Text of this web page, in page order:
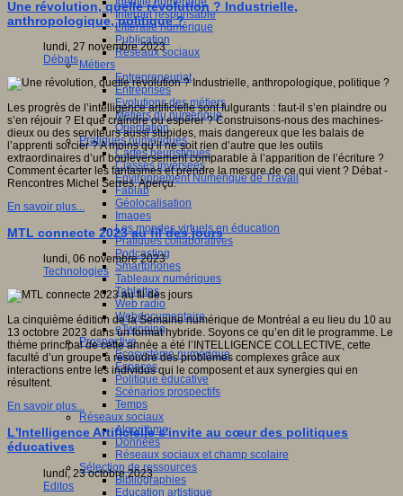
Internet responsable
Littératie numérique
Publication
Réseaux sociaux
Métiers
Entrepreneuriat
Entreprises
Evolutions des métiers
Métiers du numérique
Orientation
Pratiques numériques
Cartes heuristiques
Classes inversées
Environnement Numérique de Travail
Fablab
Géolocalisation
Images
Les mondes virtuels en éducation
Pratiques collaboratives
Podcasting
Smartphones
Tableaux numériques
Tablettes
Web radio
Webdocumentaire
eTwinning
Prospective
Ecosystème numérique
Espaces
Politique éducative
Scénarios prospectifs
Temps
Réseaux sociaux
Algorithme
Données
Réseaux sociaux et champ scolaire
Sélection de ressources
Bibliographies
Education artistique
Une révolution, quelle révolution ? Industrielle,
anthropologique, politique ?
lundi, 27 novembre 2023
Débats
Les progrès de l’intelligence artificielle sont fulgurants : faut-il s’en plaindre ou
s’en réjouir ? Et que craindre ou espérer ? Construisons-nous des machines-
dieux ou des serviteurs aussi stupides, mais dangereux que les balais de
l’apprenti sorcier ? A moins qu’il ne soit rien d’autre que les outils
extraordinaires d’un bouleversement comparable à l’apparition de l’écriture ?
Comment écarter les fantasmes et prendre la mesure de ce qui vient ? Débat -
Rencontres Michel Serres. Aperçu.
En savoir plus...
MTL connecte 2023 au fil des jours
lundi, 06 novembre 2023
Technologies
La cinquième édition de la Semaine numérique de Montréal a eu lieu du 10 au
13 octobre 2023 dans un format hybride. Soyons ce qu’en dit le programme. Le
thème principal de cette année a été l’INTELLIGENCE COLLECTIVE, cette
faculté d’un groupe à résoudre des problèmes complexes grâce aux
interactions entre les individus qui le composent et aux synergies qui en
résultent.
En savoir plus...
L'Intelligence Artificielle s'invite au cœur des politiques
éducatives
lundi, 23 octobre 2023
Editos